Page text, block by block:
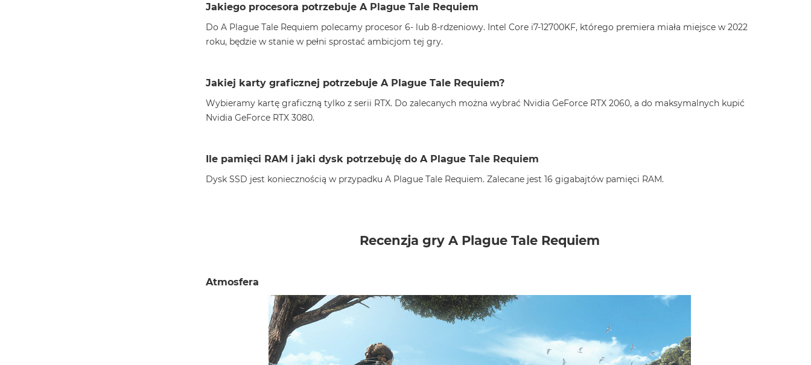
Jakiego procesora potrzebuje A Plague Tale Requiem
Do A Plague Tale Requiem polecamy procesor 6- lub 8-rdzeniowy. Intel Core i7-12700KF, którego premiera miała miejsce w 2022
roku, będzie w stanie w pełni sprostać ambicjom tej gry.
Jakiej karty graficznej potrzebuje A Plague Tale Requiem?
Wybieramy kartę graficzną tylko z serii RTX. Do zalecanych można wybrać Nvidia GeForce RTX 2060, a do maksymalnych kupić
Nvidia GeForce RTX 3080.
Ile pamięci RAM i jaki dysk potrzebuję do A Plague Tale Requiem
Dysk SSD jest koniecznością w przypadku A Plague Tale Requiem. Zalecane jest 16 gigabajtów pamięci RAM.
Recenzja gry A Plague Tale Requiem
Atmosfera